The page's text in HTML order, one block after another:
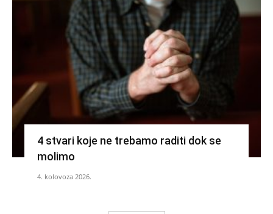
4 stvari koje ne trebamo raditi dok se
molimo
4. kolovoza 2026.